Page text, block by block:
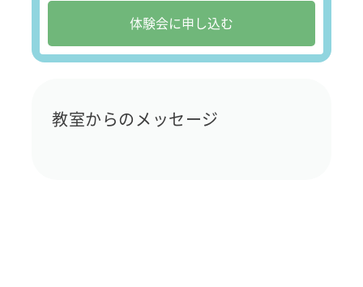
体験会に申し込む
教室からのメッセージ